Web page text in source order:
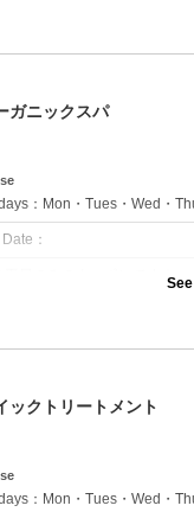
せて頂きます●選べるシャン
ニックスパ
：Mon・Tues・Wed・
：
平日のみのクーポンです★
せて頂きます●選べるシャン
クトリートメント
：Mon・Tues・Wed・